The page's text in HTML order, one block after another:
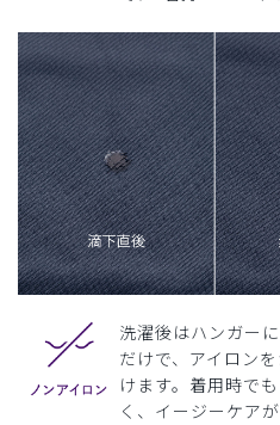
洗濯後はハンガー
だけで、アイロン
けます。着用時で
く、イージーケアが